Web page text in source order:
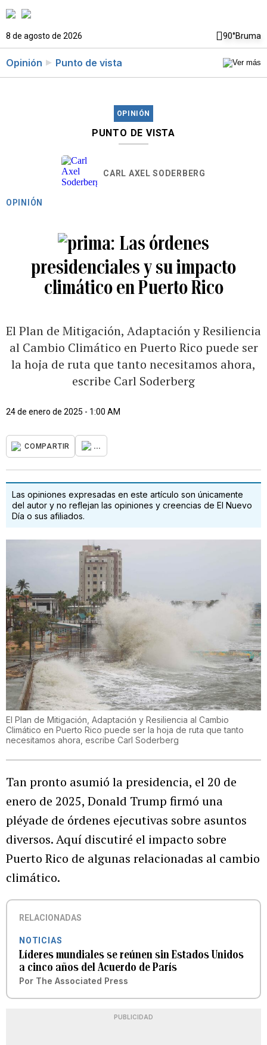
8 de agosto de 2026 90°Bruma
Opinión Punto de vista
OPINIÓN
PUNTO DE VISTA
CARL AXEL SODERBERG
OPINIÓN
Las órdenes
presidenciales y su impacto
climático en Puerto Rico
El Plan de Mitigación, Adaptación y Resiliencia
al Cambio Climático en Puerto Rico puede ser
la hoja de ruta que tanto necesitamos ahora,
escribe Carl Soderberg
24 de enero de 2025 - 1:00 AM
COMPARTIR ...
Las opiniones expresadas en este artículo son únicamente
del autor y no reflejan las opiniones y creencias de El Nuevo
Día o sus afiliados.
El Plan de Mitigación, Adaptación y Resiliencia al Cambio
Climático en Puerto Rico puede ser la hoja de ruta que tanto
necesitamos ahora, escribe Carl Soderberg
Tan pronto asumió la presidencia, el 20 de
enero de 2025, Donald Trump firmó una
pléyade de órdenes ejecutivas sobre asuntos
diversos. Aquí discutiré el impacto sobre
Puerto Rico de algunas relacionadas al cambio
climático.
RELACIONADAS
NOTICIAS
Líderes mundiales se reúnen sin Estados Unidos
a cinco años del Acuerdo de París
Por The Associated Press
PUBLICIDAD